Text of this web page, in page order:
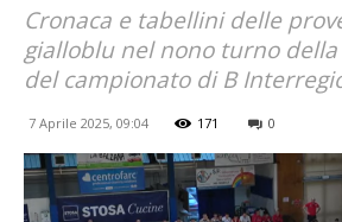
Cronaca e tabellini delle
gialloblu nel nono turno della
del campionato di B
7 Aprile 2025, 09:04 171 0